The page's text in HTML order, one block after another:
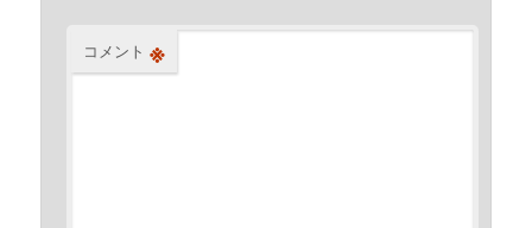
コメント ※